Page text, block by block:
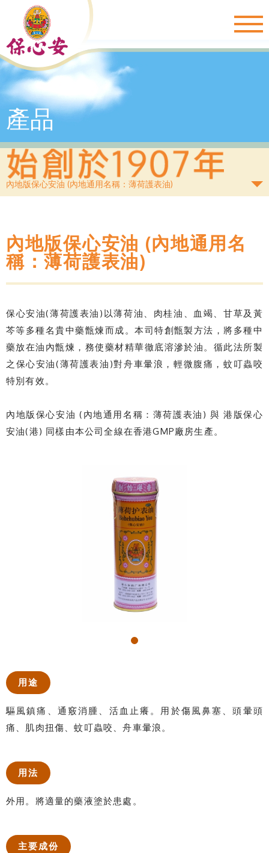
產品
內地版保心安油 (內地通用名稱：薄荷護表油)
內地版保心安油 (內地通用名
稱：薄荷護表油)
保心安油(薄荷護表油)以薄荷油、肉桂油、血竭、甘草及黃
芩等多種名貴中藥甑煉而成。本司特創甑製方法，將多種中
藥放在油內甑煉，務使藥材精華徹底溶滲於油。循此法所製
之保心安油(薄荷護表油)對舟車暈浪，輕微腹痛，蚊叮蟲咬
特別有效。
內地版保心安油 (內地通用名稱：薄荷護表油) 與 港版保心
安油(港) 同樣由本公司全線在香港GMP廠房生產。
用途
驅風鎮痛、通竅消腫、活血止癢。用於傷風鼻塞、頭暈頭
痛、肌肉扭傷、蚊叮蟲咬、舟車暈浪。
用法
外用。將適量的藥液塗於患處。
主要成份